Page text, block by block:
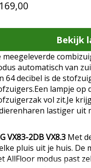
169,00
Bekijk
meegeleverde
automatisch van
64 decibel is de
lampje op
vol zit.Je
lastiger uit
VX83-2DB VX8.3Met
pluis uit je huis. De
AllFloor modus past